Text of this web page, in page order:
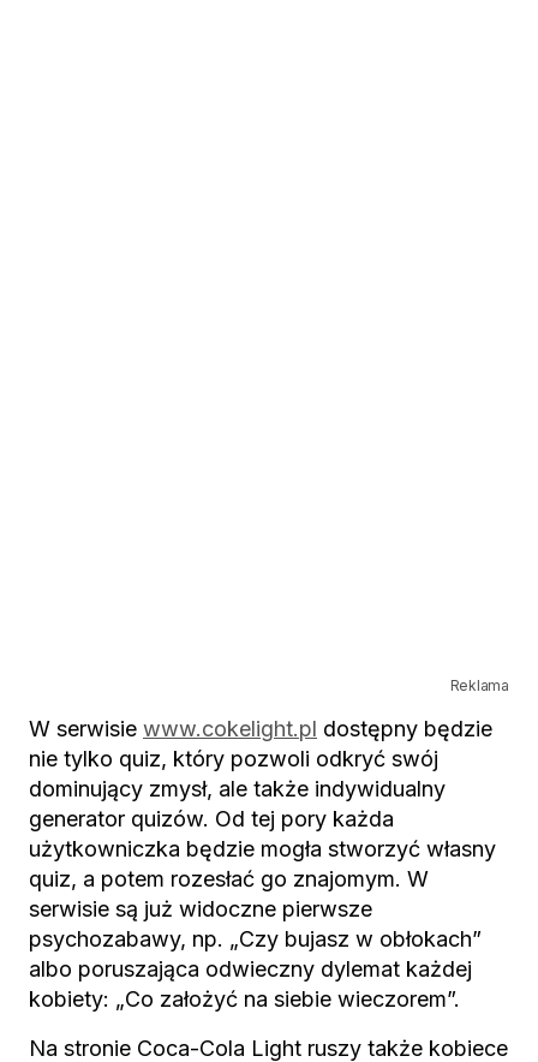
Reklama
W serwisie www.cokelight.pl dostępny będzie
nie tylko quiz, który pozwoli odkryć swój
dominujący zmysł, ale także indywidualny
generator quizów. Od tej pory każda
użytkowniczka będzie mogła stworzyć własny
quiz, a potem rozesłać go znajomym. W
serwisie są już widoczne pierwsze
psychozabawy, np. „Czy bujasz w obłokach”
albo poruszająca odwieczny dylemat każdej
kobiety: „Co założyć na siebie wieczorem”.
Na stronie Coca-Cola Light ruszy także kobiece